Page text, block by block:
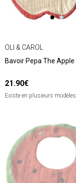
OLI & CAROL
Bavoir Pepa The Apple
21.90€
Existe en plusieurs modèles